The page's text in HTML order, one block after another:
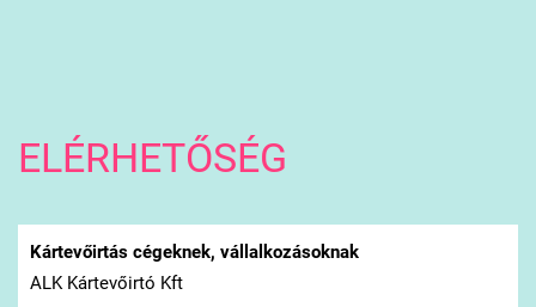
ELÉRHETŐSÉG
Kártevőirtás cégeknek, vállalkozásoknak
ALK Kártevőirtó Kft